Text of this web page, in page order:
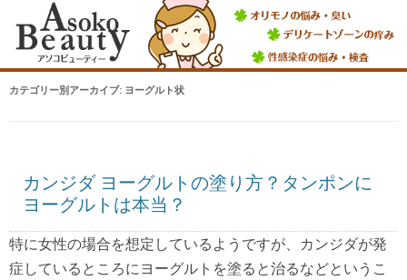
カテゴリー別アーカイブ: ヨーグルト状
カンジダ ヨーグルトの塗り方？タンポンに
ヨーグルトは本当？
特に女性の場合を想定しているようですが、カンジダが発
症しているところにヨーグルトを塗ると治るなどというこ